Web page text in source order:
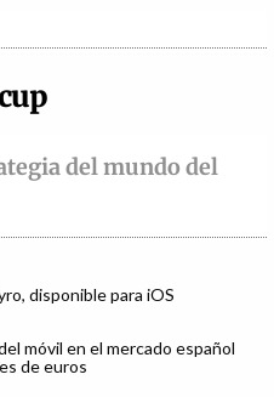
del mundo del
disponible para iOS
móvil en el mercado español
de euros